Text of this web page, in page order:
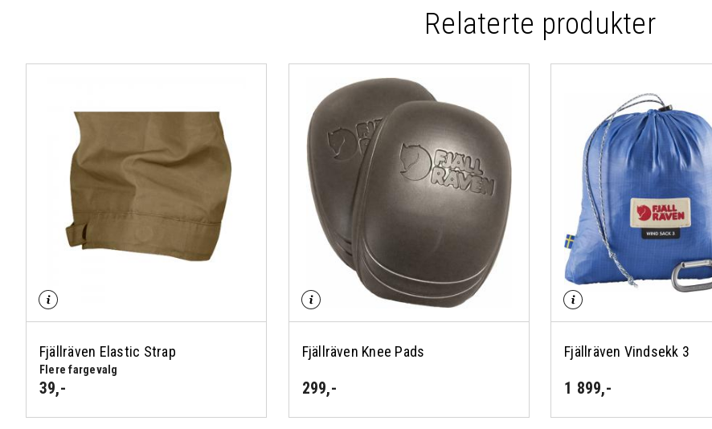
Relaterte produkter
Fjällräven Elastic Strap
Flere fargevalg
39,-
Fjällräven Knee Pads
299,-
Fjällräven Vindsekk 3
1 899,-